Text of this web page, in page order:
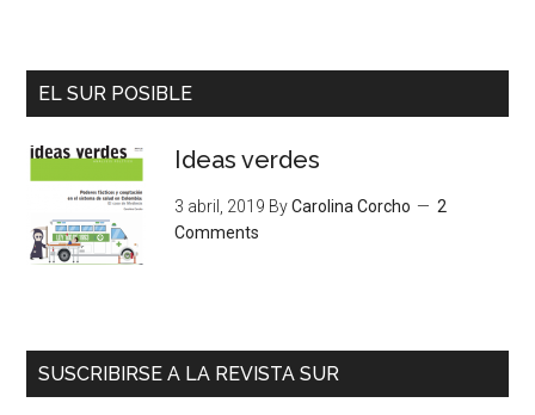
EL SUR POSIBLE
Ideas verdes
3 abril, 2019 ByCarolina Corcho
2
Comments
SUSCRIBIRSE A LA REVISTA SUR